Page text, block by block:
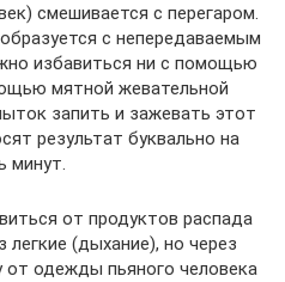
смешивается с перегаром.
с непередаваемым
избавиться ни с помощью
мятной жевательной
запить и зажевать этот
результат буквально на
минут.
от продуктов распада
легкие (дыхание), но через
одежды пьяного человека